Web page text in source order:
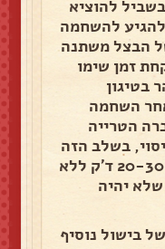
להוציא
להשחמה
הבצל משתנה
זמן שימו
בטיגון
השחמה
הטרייה
בשלב הזה
אני מעבירה לבישול של 20-30 ד'ק ללא
יהיה
של בישול נוסיף